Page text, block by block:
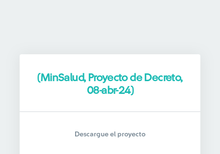
(MinSalud, Proyecto de Decreto,
08-abr-24)
Descargue el proyecto